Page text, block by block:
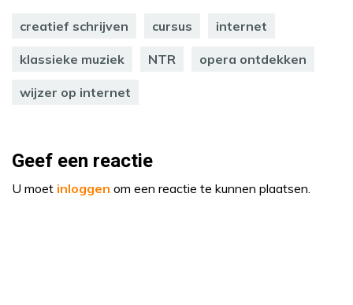
creatief schrijven cursus internet
klassieke muziek NTR opera ontdekken
wijzer op internet
Geef een reactie
U moet inloggen om een reactie te kunnen plaatsen.